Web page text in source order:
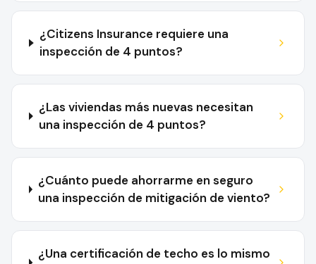
¿Citizens Insurance requiere una
inspección de 4 puntos?
¿Las viviendas más nuevas necesitan
una inspección de 4 puntos?
¿Cuánto puede ahorrarme en seguro
una inspección de mitigación de viento?
¿Una certificación de techo es lo mismo